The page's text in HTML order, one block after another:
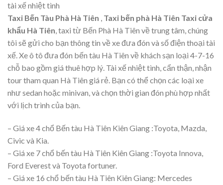
tài xế nhiệt tình
Taxi Bến Tàu Phà Hà Tiên , Taxi bến phà Hà Tiên Taxi cửa
khẩu Hà Tiên, taxi từ Bến Phà Hà Tiên về trung tâm, chúng
tôi sẽ gửi cho bạn thông tin về xe đưa đón và số điện thoại tài
xế. Xe ô tô đưa đón bến tàu Hà Tiên về khách sạn loại 4-7-16
chỗ bao gồm giá thuê hợp lý. Tài xế nhiệt tình, cẩn thận, nhận
tour tham quan Hà Tiên giá rẻ. Bạn có thể chọn các loại xe
như sedan hoặc minivan, và chọn thời gian đón phù hợp nhất
với lịch trình của bạn.
– Giá xe 4 chổ Bến tàu Hà Tiên Kiên Giang :Toyota, Mazda,
Civic và Kia.
– Giá xe 7 chổ bến tàu Hà Tiên Kiên Giang :Toyota Innova,
Ford Everest và Toyota fortuner.
– Giá xe 16 chổ bến tàu Hà Tiên Kiên Giang: Mercedes